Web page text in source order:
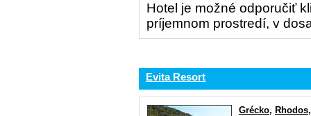
Hotel je možné odporučiť
príjemnom prostredí, v
Evita Resort
Grécko, Rhodos